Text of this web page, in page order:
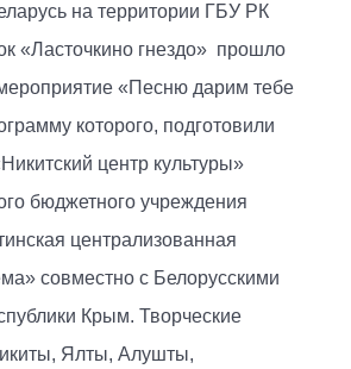
на территории ГБУ РК
«Ласточкино гнездо» прошло
«Песню дарим тебе
которого, подготовили
центр культуры»
бюджетного учреждения
централизованная
совместно с Белорусскими
Крым. Творческие
Ялты, Алушты,